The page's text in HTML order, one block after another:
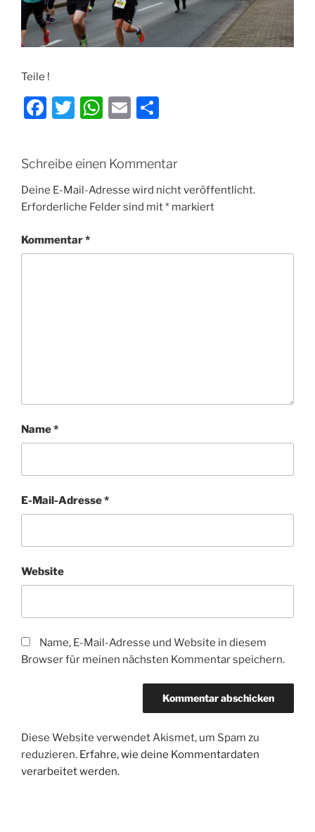
Teile !
F
c
e
b
o
o
T
itt
er
W
at
s
A
p
E
l
le
n
Schreibe einen Kommentar
Deine E-Mail-Adresse wird nicht veröffentlicht.
Erforderliche Felder sind mit* markiert
Kommentar*
Name*
E-Mail-Adresse*
Website
Name, E-Mail-Adresse und Website in diesem
Browser für meinen nächsten Kommentar speichern.
Diese Website verwendet Akismet, um Spam zu
reduzieren. Erfahre, wie deine Kommentardaten
verarbeitet werden.